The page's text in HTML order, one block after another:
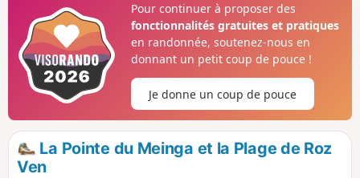
possible en contournant l'Île Besnard.
Pour continuer à proposer des
fonctionnalités gratuites et pratiques
en randonnée, soutenez-nous en
donnant un petit coup de pouce !
Je donne un coup de pouce
La Pointe du Meinga et la Plage de Roz
Ven